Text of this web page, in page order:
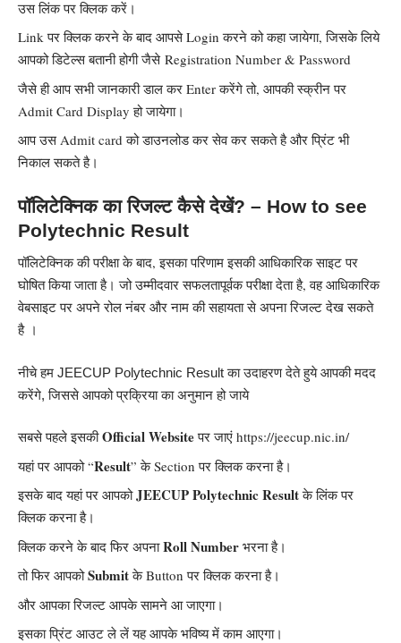
उस लिंक पर क्लिक करें।
Link पर क्लिक करने के बाद आपसे Login करने को कहा जायेगा, जिसके लिये
आपको डिटेल्स बतानी होगी जैसे Registration Number & Password
जैसे ही आप सभी जानकारी डाल कर Enter करेंगे तो, आपकी स्क्रीन पर
Admit Card Display हो जायेगा।
आप उस Admit card को डाउनलोड कर सेव कर सकते है और प्रिंट भी
निकाल सकते है।
पॉलिटेक्निक का रिजल्ट कैसे देखें? – How to see
Polytechnic Result
पॉलिटेक्निक की परीक्षा के बाद, इसका परिणाम इसकी आधिकारिक साइट पर
घोषित किया जाता है। जो उम्मीदवार सफलतापूर्वक परीक्षा देता है, वह आधिकारिक
वेबसाइट पर अपने रोल नंबर और नाम की सहायता से अपना रिजल्ट देख सकते
है ।
नीचे हम JEECUP Polytechnic Result का उदाहरण देते हुये आपकी मदद
करेंगे, जिससे आपको प्रक्रिया का अनुमान हो जाये
सबसे पहले इसकीOfficial Websiteपर जाएं https://jeecup.nic.in/
यहां पर आपको “Result” के Section पर क्लिक करना है।
इसके बाद यहां पर आपकोJEECUP Polytechnic Resultके लिंक पर
क्लिक करना है।
क्लिक करने के बाद फिर अपनाRoll Number भरना है।
तो फिर आपकोSubmitके Button पर क्लिक करना है।
और आपका रिजल्ट आपके सामने आ जाएगा।
इसका प्रिंट आउट ले लें यह आपके भविष्य में काम आएगा।